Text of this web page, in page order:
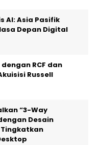
AI: Asia Pasifik
Depan Digital
RCF dan
Russell
“3-Way
Desain
Tingkatkan